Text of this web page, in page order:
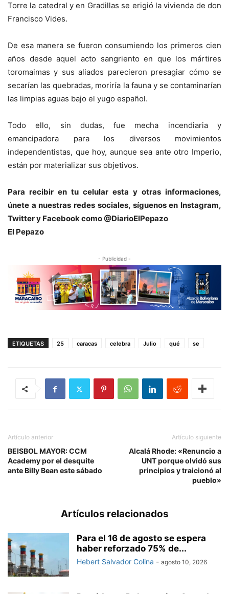
Torre la catedral y en Gradillas se erigió la vivienda de don
Francisco Vides.
De esa manera se fueron consumiendo los primeros cien
años desde aquel acto sangriento en que los mártires
toromaimas y sus aliados parecieron presagiar cómo se
secarían las quebradas, moriría la fauna y se contaminarían
las limpias aguas bajo el yugo español.
Todo ello, sin dudas, fue mecha incendiaria y
emancipadora para los diversos movimientos
independentistas, que hoy, aunque sea ante otro Imperio,
están por materializar sus objetivos.
Para recibir en tu celular esta y otras informaciones,
únete a nuestras redes sociales, síguenos en Instagram,
Twitter y Facebook como @DiarioElPepazo
El Pepazo
- Publicidad -
ETIQUETAS 25 caracas celebra Julio qué se
Artículo anterior
BEISBOL MAYOR: CCM
Academy por el desquite
ante Billy Bean este sábado
Artículo siguiente
Alcalá Rhode: «Renuncio a
UNT porque olvidó sus
principios y traicionó al
pueblo»
Artículos relacionados
Para el 16 de agosto se espera
haber reforzado 75% de...
Hebert Salvador Colina - agosto 10, 2026